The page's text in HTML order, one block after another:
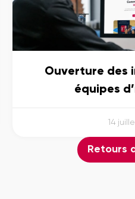
Ouverture des
équipes
14
Retours